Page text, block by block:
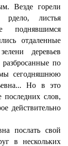
Везде горели
рдело, листья
поднявшимся
отдаленные
деревьев
по
сегодняшнюю
Но в это
слов,
действительно
послать свой
в нескольких